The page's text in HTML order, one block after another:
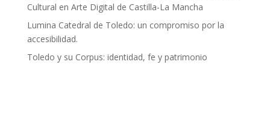
Cultural en Arte Digital de Castilla-La Mancha
Lumina Catedral de Toledo: un compromiso por la
accesibilidad.
Toledo y su Corpus: identidad, fe y patrimonio